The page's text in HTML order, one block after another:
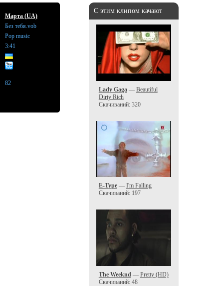
С этим клипом качают
Lady Gaga— Beautiful
Dirty Rich
Скачиваний: 320
E-Type— I'm Falling
Скачиваний: 197
The Weeknd — Pretty (HD)
Скачиваний: 48
Марта (UA)
Без тебя.vob
Pop music
3:41
82